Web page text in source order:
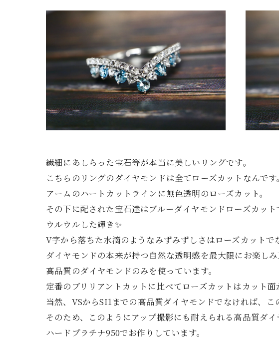
繊細にあしらった宝石等が本当に美しいリングです。
こちらのリングのダイヤモンドは全てローズカットなんです。
アームのハートカットラインに無色透明のローズカット。
その下に配された宝石達はブルーダイヤモンドローズカット
ウルウルした輝き✨
V字から落ちた水滴のようなみずみずしさはローズカットで
ダイヤモンドの本来が持つ自然な透明感を最大限にお楽しみ
高品質のダイヤモンドのみを使っています。
定番のブリリアントカットに比べてローズカットはカット
当然、VSからSI1までの高品質ダイヤモンドでなければ、
そのため、このようにアップ撮影にも耐えられる高品質ダ
ハードプラチナ950でお作りしています。